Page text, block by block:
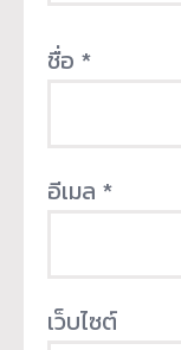
ชื่อ *
อีเมล *
เว็บไซต์